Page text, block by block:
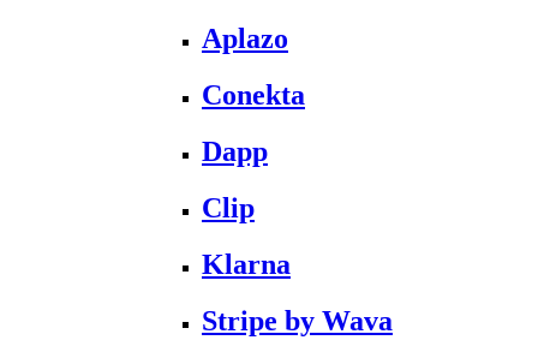
Aplazo
Conekta
Dapp
Clip
Klarna
Stripe by Wava